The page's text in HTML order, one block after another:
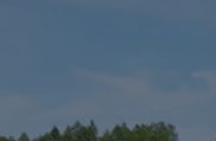
Niezbędne pliki cookie
zarządzanie kontem. Bez